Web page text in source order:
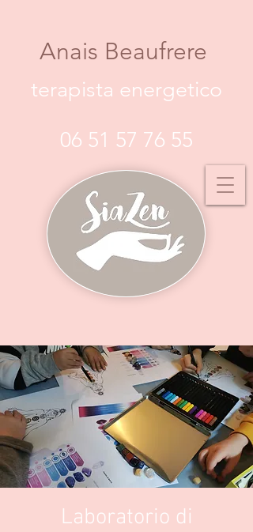
Anais Beaufrere
terapista energetico
06 51 57 76 55
Laboratorio di